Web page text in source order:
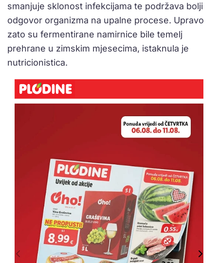
smanjuje sklonost infekcijama te podržava bolji
odgovor organizma na upalne procese. Upravo
zato su fermentirane namirnice bile temelj
prehrane u zimskim mjesecima, istaknula je
nutricionistica.